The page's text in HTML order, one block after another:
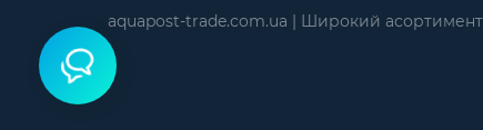
aquapost-trade.com.ua | Широкий асортимент